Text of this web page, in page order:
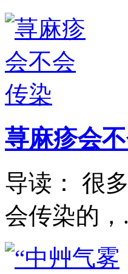
荨麻疹会
导读： 很
会传染的，